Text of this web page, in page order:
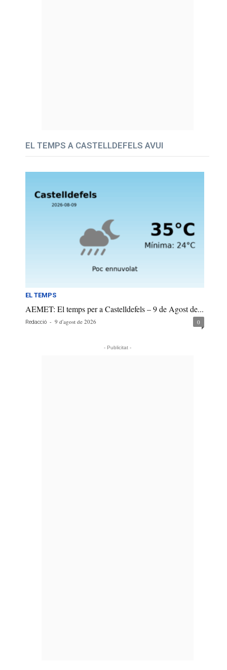
EL TEMPS A CASTELLDEFELS AVUI
EL TEMPS
AEMET: El temps per a Castelldefels – 9 de Agost de...
Redacció - 9 d'agost de 2026 0
- Publicitat -